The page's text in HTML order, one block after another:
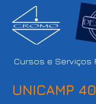
Cursos e Serviços
UNICAMP